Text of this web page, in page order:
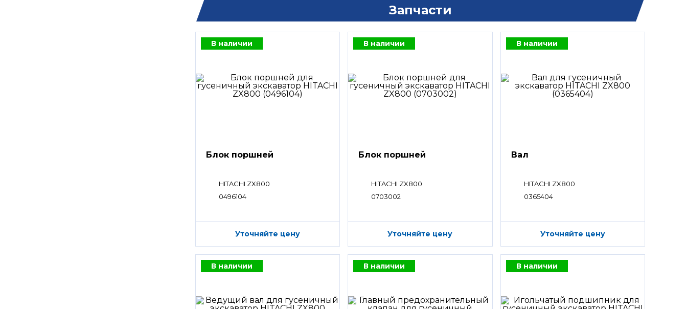
Запчасти
В наличии
Блок поршней
HITACHI ZX800
0496104
Уточняйте цену
В наличии
Блок поршней
HITACHI ZX800
0703002
Уточняйте цену
В наличии
Вал
HITACHI ZX800
0365404
Уточняйте цену
В наличии В наличии В наличии